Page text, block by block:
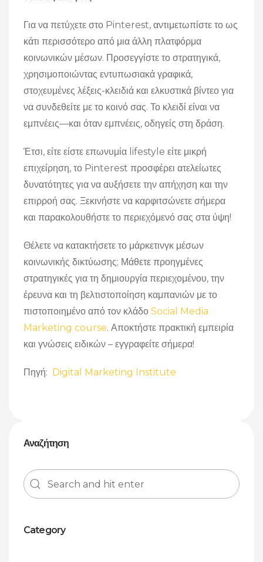
Για να πετύχετε στο Pinterest, αντιμετωπίστε το ως
κάτι περισσότερο από μια άλλη πλατφόρμα
κοινωνικών μέσων. Προσεγγίστε το στρατηγικά,
χρησιμοποιώντας εντυπωσιακά γραφικά,
στοχευμένες λέξεις-κλειδιά και ελκυστικά βίντεο για
να συνδεθείτε με το κοινό σας. Το κλειδί είναι να
εμπνέεις—και όταν εμπνέεις, οδηγείς στη δράση.
Έτσι, είτε είστε επωνυμία lifestyle είτε μικρή
επιχείρηση, το Pinterest προσφέρει ατελείωτες
δυνατότητες για να αυξήσετε την απήχηση και την
επιρροή σας. Ξεκινήστε να καρφιτσώνετε σήμερα
και παρακολουθήστε το περιεχόμενό σας στα ύψη!
Θέλετε να κατακτήσετε το μάρκετινγκ μέσων
κοινωνικής δικτύωσης; Μάθετε προηγμένες
στρατηγικές για τη δημιουργία περιεχομένου, την
έρευνα και τη βελτιστοποίηση καμπανιών με το
πιστοποιημένο από τον κλάδο Social Media
Marketing course. Αποκτήστε πρακτική εμπειρία
και γνώσεις ειδικών – εγγραφείτε σήμερα!
Πηγή: Digital Marketing Institute
Αναζήτηση
Category